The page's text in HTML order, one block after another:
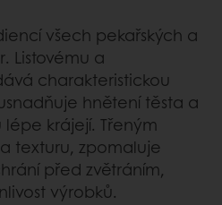
všech pekařských a
Listovému a
charakteristickou
hnětení těsta a
krájejí. Třeným
texturu, zpomaluje
před zvětráním,
výrobků.